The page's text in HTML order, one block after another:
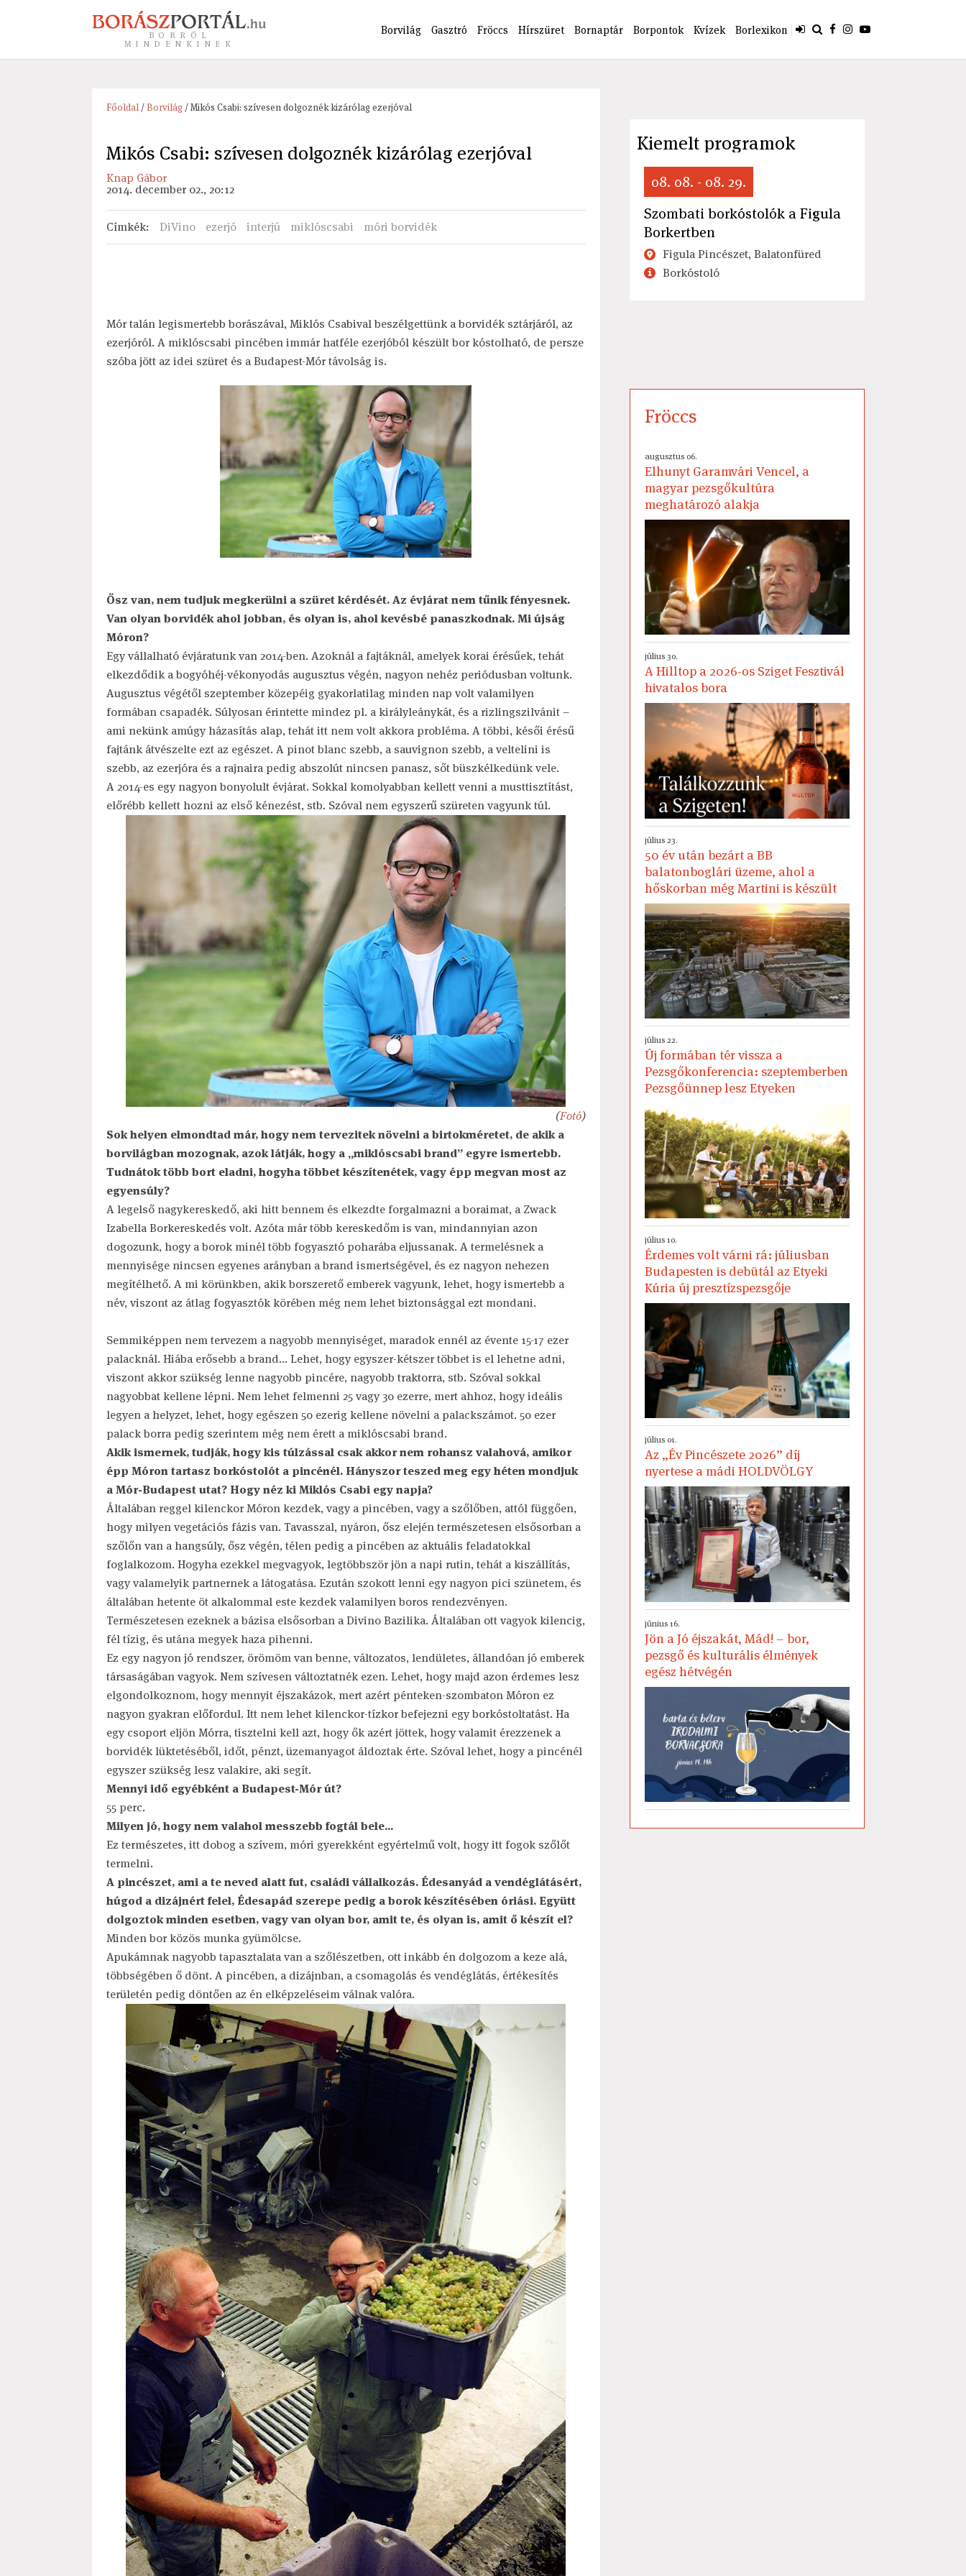
BORRÓL
MINDENKINEK
Borvilág Gasztró Fröccs Hírszüret Bornaptár Borpontok Kvízek Borlexikon
Főoldal/Borvilág/ Mikós Csabi: szívesen dolgoznék kizárólag ezerjóval
Mikós Csabi: szívesen dolgoznék kizárólag ezerjóval
Knap Gábor
2014. december 02., 20:12
Címkék: DiVino ezerjó interjú miklóscsabi móri borvidék
Mór talán legismertebb borászával, Miklós Csabival beszélgettünk a borvidék sztárjáról, az
ezerjóról. A miklóscsabi pincében immár hatféle ezerjóból készült bor kóstolható, de persze
szóba jött az idei szüret és a Budapest-Mór távolság is.
Ősz van, nem tudjuk megkerülni a szüret kérdését. Az évjárat nem tűnik fényesnek.
Van olyan borvidék ahol jobban, és olyan is, ahol kevésbé panaszkodnak. Mi újság
Móron?
Egy vállalható évjáratunk van 2014-ben. Azoknál a fajtáknál, amelyek korai érésűek, tehát
elkezdődik a bogyóhéj-vékonyodás augusztus végén, nagyon nehéz periódusban voltunk.
Augusztus végétől szeptember közepéig gyakorlatilag minden nap volt valamilyen
formában csapadék. Súlyosan érintette mindez pl. a királyleánykát, és a rizlingszilvánit –
ami nekünk amúgy házasítás alap, tehát itt nem volt akkora probléma. A többi, késői érésű
fajtánk átvészelte ezt az egészet. A pinot blanc szebb, a sauvignon szebb, a veltelini is
szebb, az ezerjóra és a rajnaira pedig abszolút nincsen panasz, sőt büszkélkedünk vele.
A 2014-es egy nagyon bonyolult évjárat. Sokkal komolyabban kellett venni a musttisztítást,
előrébb kellett hozni az első kénezést, stb. Szóval nem egyszerű szüreten vagyunk túl.
(Fotó)
Sok helyen elmondtad már, hogy nem tervezitek növelni a birtokméretet, de akik a
borvilágban mozognak, azok látják, hogy a „miklóscsabi brand” egyre ismertebb.
Tudnátok több bort eladni, hogyha többet készítenétek, vagy épp megvan most az
egyensúly?
A legelső nagykereskedő, aki hitt bennem és elkezdte forgalmazni a boraimat, a Zwack
Izabella Borkereskedés volt. Azóta már több kereskedőm is van, mindannyian azon
dogozunk, hogy a borok minél több fogyasztó poharába eljussanak. A termelésnek a
mennyisége nincsen egyenes arányban a brand ismertségével, és ez nagyon nehezen
megítélhető. A mi körünkben, akik borszerető emberek vagyunk, lehet, hogy ismertebb a
név, viszont az átlag fogyasztók körében még nem lehet biztonsággal ezt mondani.
Semmiképpen nem tervezem a nagyobb mennyiséget, maradok ennél az évente 15-17 ezer
palacknál. Hiába erősebb a brand... Lehet, hogy egyszer-kétszer többet is el lehetne adni,
viszont akkor szükség lenne nagyobb pincére, nagyobb traktorra, stb. Szóval sokkal
nagyobbat kellene lépni. Nem lehet felmenni 25 vagy 30 ezerre, mert ahhoz, hogy ideális
legyen a helyzet, lehet, hogy egészen 50 ezerig kellene növelni a palackszámot. 50 ezer
palack borra pedig szerintem még nem érett a miklóscsabi brand.
Akik ismernek, tudják, hogy kis túlzással csak akkor nem rohansz valahová, amikor
épp Móron tartasz borkóstolót a pincénél. Hányszor teszed meg egy héten mondjuk
a Mór-Budapest utat? Hogy néz ki Miklós Csabi egy napja?
Általában reggel kilenckor Móron kezdek, vagy a pincében, vagy a szőlőben, attól függően,
hogy milyen vegetációs fázis van. Tavasszal, nyáron, ősz elején természetesen elsősorban a
szőlőn van a hangsúly, ősz végén, télen pedig a pincében az aktuális feladatokkal
foglalkozom. Hogyha ezekkel megvagyok, legtöbbször jön a napi rutin, tehát a kiszállítás,
vagy valamelyik partnernek a látogatása. Ezután szokott lenni egy nagyon pici szünetem, és
általában hetente öt alkalommal este kezdek valamilyen boros rendezvényen.
Természetesen ezeknek a bázisa elsősorban a Divino Bazilika. Általában ott vagyok kilencig,
fél tízig, és utána megyek haza pihenni.
Ez egy nagyon jó rendszer, örömöm van benne, változatos, lendületes, állandóan jó emberek
társaságában vagyok. Nem szívesen változtatnék ezen. Lehet, hogy majd azon érdemes lesz
elgondolkoznom, hogy mennyit éjszakázok, mert azért pénteken-szombaton Móron ez
nagyon gyakran előfordul. Itt nem lehet kilenckor-tízkor befejezni egy borkóstoltatást. Ha
egy csoport eljön Mórra, tisztelni kell azt, hogy ők azért jöttek, hogy valamit érezzenek a
borvidék lüktetéséből, időt, pénzt, üzemanyagot áldoztak érte. Szóval lehet, hogy a pincénél
egyszer szükség lesz valakire, aki segít.
Mennyi idő egyébként a Budapest-Mór út?
55 perc.
Milyen jó, hogy nem valahol messzebb fogtál bele...
Ez természetes, itt dobog a szívem, móri gyerekként egyértelmű volt, hogy itt fogok szőlőt
termelni.
A pincészet, ami a te neved alatt fut, családi vállalkozás. Édesanyád a vendéglátásért,
húgod a dizájnért felel, Édesapád szerepe pedig a borok készítésében óriási. Együtt
dolgoztok minden esetben, vagy van olyan bor, amit te, és olyan is, amit ő készít el?
Minden bor közös munka gyümölcse.
Apukámnak nagyobb tapasztalata van a szőlészetben, ott inkább én dolgozom a keze alá,
többségében ő dönt. A pincében, a dizájnban, a csomagolás és vendéglátás, értékesítés
területén pedig döntően az én elképzeléseim válnak valóra.
Kiemelt programok
08. 08. - 08. 29.
Szombati borkóstolók a Figula
Borkertben
Figula Pincészet, Balatonfüred
Borkóstoló
Fröccs
augusztus 06.
Elhunyt Garamvári Vencel, a
magyar pezsgőkultúra
meghatározó alakja
július 30.
A Hilltop a 2026-os Sziget Fesztivál
hivatalos bora
július 23.
50 év után bezárt a BB
balatonboglári üzeme, ahol a
hőskorban még Martini is készült
július 22.
Új formában tér vissza a
Pezsgőkonferencia: szeptemberben
Pezsgőünnep lesz Etyeken
július 10.
Érdemes volt várni rá: júliusban
Budapesten is debütál az Etyeki
Kúria új presztízspezsgője
július 01.
Az „Év Pincészete 2026” díj
nyertese a mádi HOLDVÖLGY
június 16.
Jön a Jó éjszakát, Mád! – bor,
pezsgő és kulturális élmények
egész hétvégén